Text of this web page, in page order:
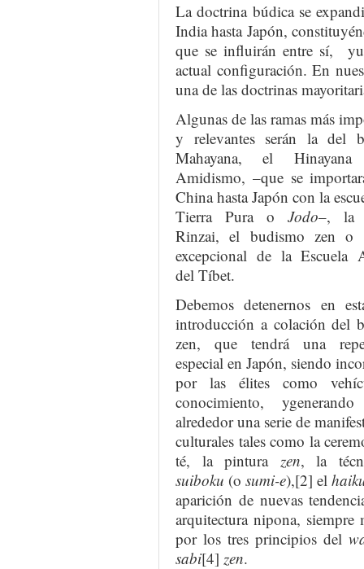
La doctrina búdica se
India hasta Japón,
que se influirán entre sí,
actual configuración. En
una de las doctrinas
Algunas de las ramas más
y relevantes serán la del
Mahayana, el
Amidismo, –que se
China hasta Japón con la
Tierra Pura o Jodo–, la
Rinzai, el budismo zen o
excepcional de la Escuela
del Tíbet.
Debemos detenernos en
introducción a colación del
zen, que tendrá una
especial en Japón, siendo
por las élites como
conocimiento,
alrededor una serie de
culturales tales como la
té, la pintura zen, la
suiboku (o sumi-e),[2] el
aparición de nuevas
arquitectura nipona, siempre
por los tres principios del
sabi[4] zen.